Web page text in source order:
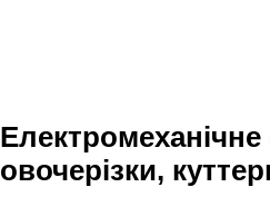
овочерізки,